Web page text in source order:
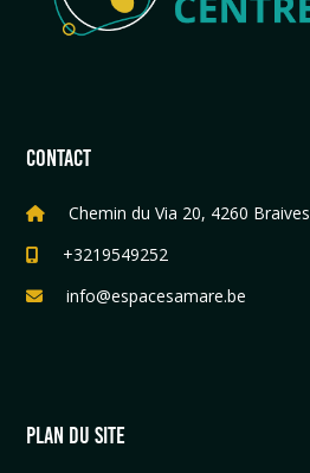
CONTACT
Chemin du Via 20, 4260 Braives
+3219549252
info@espacesamare.be
PLAN DU SITE